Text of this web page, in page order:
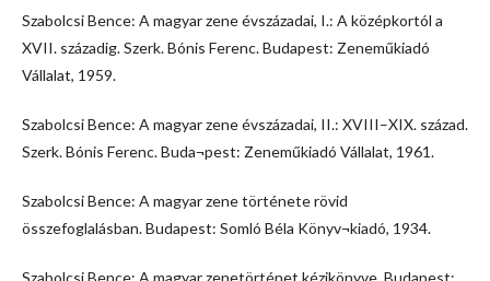
Szabolcsi Bence: A magyar zene évszázadai, I.: A középkortól a
XVII. századig. Szerk. Bónis Ferenc. Budapest: Zeneműkiadó
Vállalat, 1959.
Szabolcsi Bence: A magyar zene évszázadai, II.: XVIII–XIX. század.
Szerk. Bónis Ferenc. Buda¬pest: Zeneműkiadó Vállalat, 1961.
Szabolcsi Bence: A magyar zene története rövid
összefoglalásban. Budapest: Somló Béla Könyv¬kiadó, 1934.
Szabolcsi Bence: A magyar zenetörténet kézikönyve. Budapest: